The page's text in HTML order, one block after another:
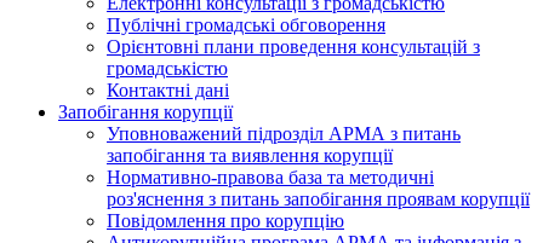
Публічні громадські обговорення
Орієнтовні плани проведення консультацій з
громадськістю
Контактні дані
Запобігання корупції
Уповноважений підрозділ АРМА з питань
запобігання та виявлення корупції
Нормативно-правова база та методичні
роз'яснення з питань запобігання проявам корупції
Повідомлення про корупцію